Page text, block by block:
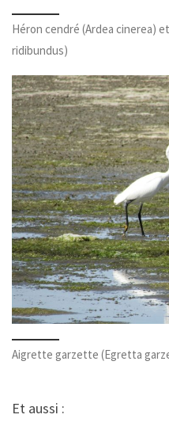
Héron cendré (Ardea cinerea)
ridibundus)
Aigrette garzette (Egretta
Et aussi :